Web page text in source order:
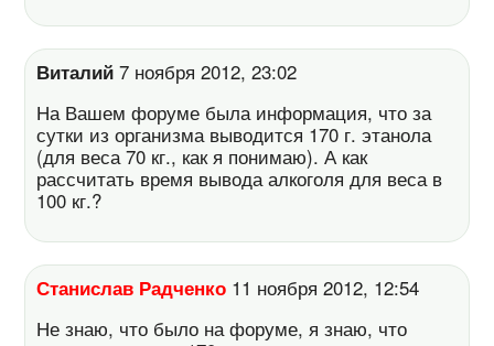
Виталий 7 ноября 2012, 23:02
На Вашем форуме была информация, что за
сутки из организма выводится 170 г. этанола
(для веса 70 кг., как я понимаю). А как
рассчитать время вывода алкоголя для веса в
100 кг.?
Станислав Радченко 11 ноября 2012, 12:54
Не знаю, что было на форуме, я знаю, что